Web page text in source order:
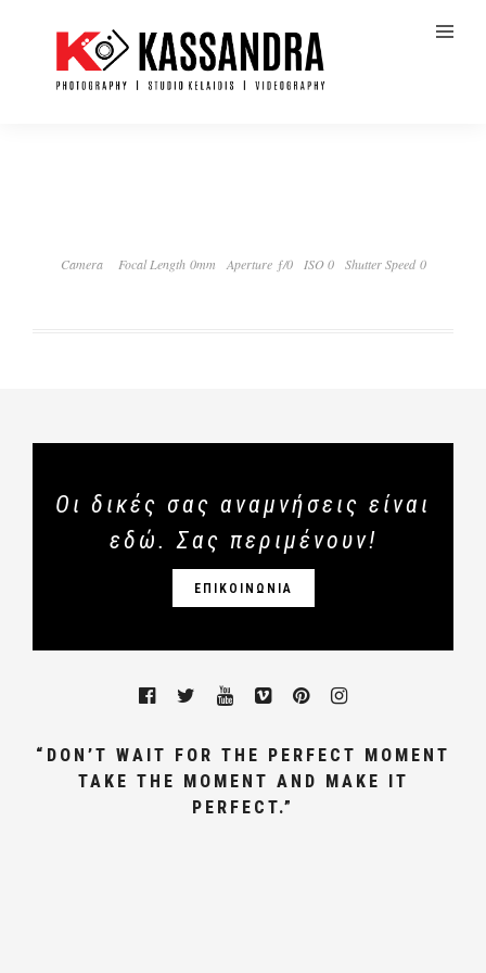
Camera Focal Length 0mm Aperture ƒ/0 ISO 0 Shutter Speed 0
Οι δικές σας αναμνήσεις είναι
εδώ. Σας περιμένουν!
ΕΠΙΚΟΙΝΩΝΙΑ
“DON’T WAIT FOR THE PERFECT MOMENT
TAKE THE MOMENT AND MAKE IT
PERFECT.”